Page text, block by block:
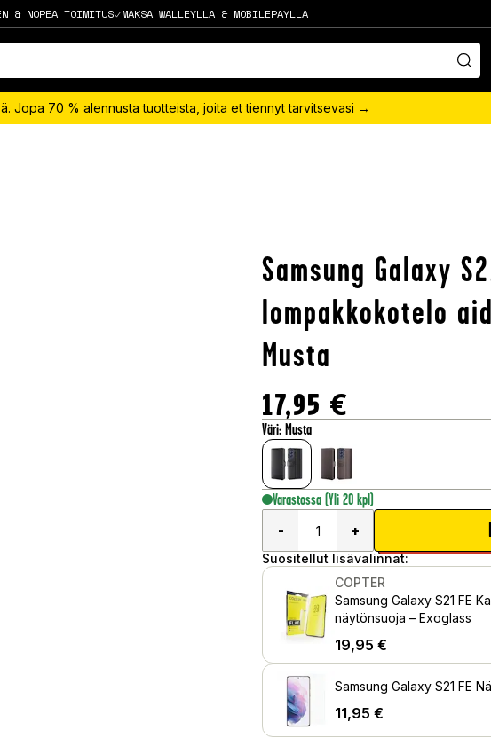
& NOPEA TOIMITUS MAKSA WALLEYLLA & MOBILEPAYLLA
Jopa 70 % alennusta tuotteista, joita et tiennyt tarvitsevasi →
Samsung Galaxy
lompakkokotelo
Musta
17,95 €
Väri: Musta
Varastossa (Yli 20 kpl)
-
+
Suositellut lisävalinnat:
COPTER
Samsung Galaxy S21 FE
näytönsuoja – Exoglass
19,95 €
Samsung Galaxy S21 FE
11,95 €